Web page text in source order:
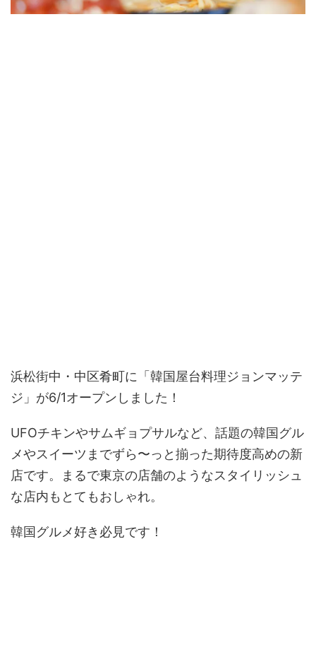
浜松街中・中区肴町に「韓国屋台料理ジョンマッテ
ジ」が6/1オープンしました！
UFOチキンやサムギョプサルなど、話題の韓国グル
メやスイーツまでずら〜っと揃った期待度高めの新
店です。まるで東京の店舗のようなスタイリッシュ
な店内もとてもおしゃれ。
韓国グルメ好き必見です！